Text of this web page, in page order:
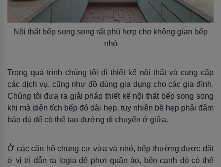
Nội thất bếp song song rất phù hợp cho không gian bếp
nhỏ
Trong quá trình chúng tôi đi thiết kế nội thất và cung cấp
các dịch vụ, cũng như đồ dùng gia dụng cho các gia đình.
Chúng tôi đưa ra giải pháp thiết kế nội thất bếp song song
khi mà diện tích bếp đó dài hẹp, tuy nhiên bề hẹp phải đảm
bảo đủ để có thể tạo đường di chuyển ở giữa.
Ở các căn hộ chung cư vừa và nhỏ, bếp thường được đặt
ở vị trí dẫn ra logia để phơi quần áo, bên cạnh đó có thể